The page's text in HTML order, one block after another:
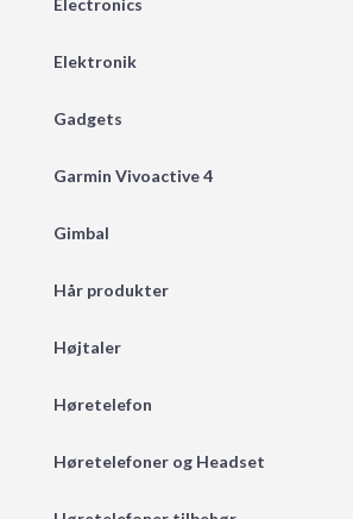
Electronics
Elektronik
Gadgets
Garmin Vivoactive 4
Gimbal
Hår produkter
Højtaler
Høretelefon
Høretelefoner og Headset